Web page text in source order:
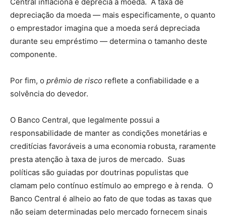
depreciação da moeda — mais especificamente, o quanto
o emprestador imagina que a moeda será depreciada
durante seu empréstimo — determina o tamanho deste
componente.
Por fim, o prêmio de risco reflete a confiabilidade e a
solvência do devedor.
O Banco Central, que legalmente possui a
responsabilidade de manter as condições monetárias e
creditícias favoráveis a uma economia robusta, raramente
presta atenção à taxa de juros de mercado. Suas
políticas são guiadas por doutrinas populistas que
clamam pelo contínuo estímulo ao emprego e à renda. O
Banco Central é alheio ao fato de que todas as taxas que
não sejam determinadas pelo mercado fornecem sinais